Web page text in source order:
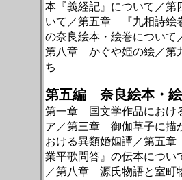
本『義経記』について／
いて／第五章 『九相詩絵
の奈良絵本・絵巻につい
第八章 かぐや姫の絵／
ち
第五編 奈良絵本・
第一章 国文学作品におけ
ア／第三章 御伽草子に描
おける異類婚姻譚／第五
業平歌問答』の伝本につ
／第八章 源氏物語と室町